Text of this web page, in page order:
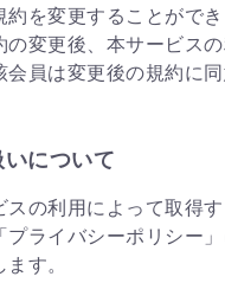
約を変更することがで
の変更後、本サービス
会員は変更後の規約に
について
スの利用によって取得
プライバシーポリシー
す。